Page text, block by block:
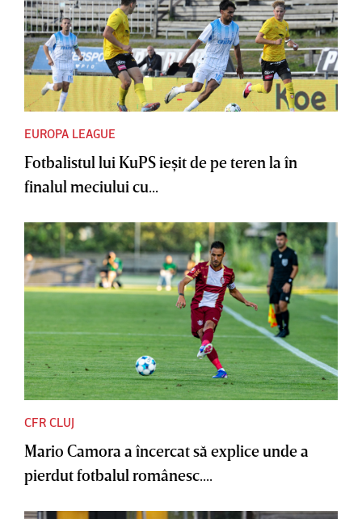
EUROPA LEAGUE
Fotbalistul lui KuPS ieşit de pe teren la în
finalul meciului cu...
CFR CLUJ
Mario Camora a încercat să explice unde a
pierdut fotbalul românesc....